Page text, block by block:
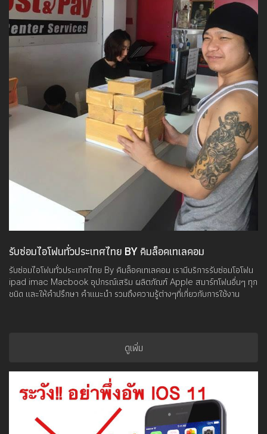
รับซ่อมไอโฟนทั่วประเทศไทย BY คิมล็อคเทเลคอม
รับซ่อมไอโฟนทั่วประเทศไทย By คิมล็อคเทเลคอม เรามีบริการรับซ่อมโอโฟน
ipad imac Macbook อุปกรณ์เสริม ผลิตภัณฑ์ Apple สมาร์ทโฟนอื่นๆ ทุก
ชนิด และให้คำปรึกษา คำแนะนำ รวมถึงความรู้ต่างๆที่เกี่ยวกับการใช้งาน
ดูเพิ่ม